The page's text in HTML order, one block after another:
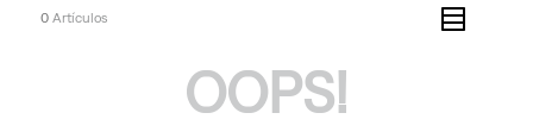
0
OOPS!